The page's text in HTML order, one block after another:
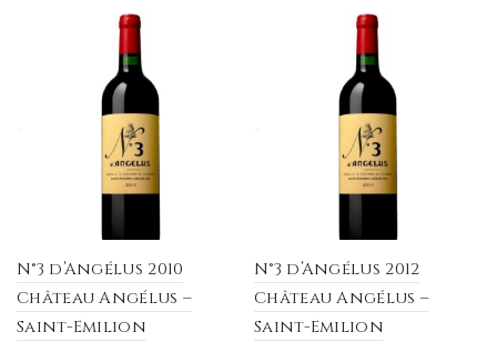
N°3 d’Angélus 2010
Château Angélus –
Saint-Emilion
N°3 d’Angélus 2012
Château Angélus –
Saint-Emilion